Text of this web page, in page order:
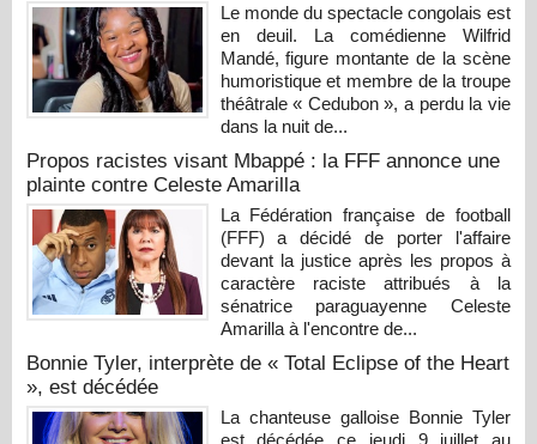
Le monde du spectacle congolais est
en deuil. La comédienne Wilfrid
Mandé, figure montante de la scène
humoristique et membre de la troupe
théâtrale « Cedubon », a perdu la vie
dans la nuit de...
Propos racistes visant Mbappé : la FFF annonce une
plainte contre Celeste Amarilla
La Fédération française de football
(FFF) a décidé de porter l'affaire
devant la justice après les propos à
caractère raciste attribués à la
sénatrice paraguayenne Celeste
Amarilla à l'encontre de...
Bonnie Tyler, interprète de « Total Eclipse of the Heart
», est décédée
La chanteuse galloise Bonnie Tyler
est décédée ce jeudi 9 juillet au